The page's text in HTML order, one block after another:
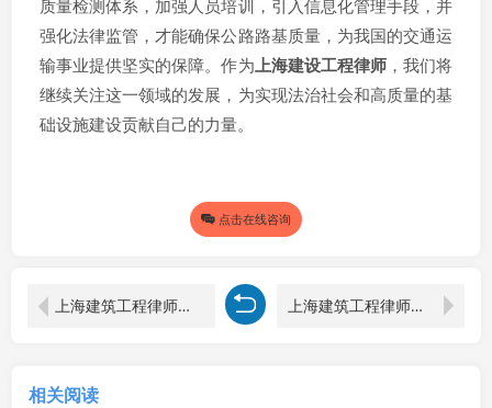
质量检测体系，加强人员培训，引入信息化管理手段，并
强化法律监管，才能确保公路路基质量，为我国的交通运
输事业提供坚实的保障。作为上海建设工程律师，我们将
继续关注这一领域的发展，为实现法治社会和高质量的基
础设施建设贡献自己的力量。
点击在线咨询
上海建筑工程律师视角下的建设工程质量验收规范探究 上海建筑工程律师视角下工程出现质量问题的检讨
相关阅读